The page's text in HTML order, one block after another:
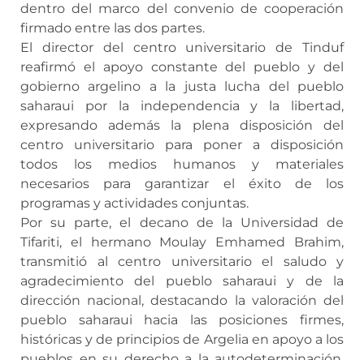
dentro del marco del convenio de cooperación
firmado entre las dos partes.
El director del centro universitario de Tinduf
reafirmó el apoyo constante del pueblo y del
gobierno argelino a la justa lucha del pueblo
saharaui por la independencia y la libertad,
expresando además la plena disposición del
centro universitario para poner a disposición
todos los medios humanos y materiales
necesarios para garantizar el éxito de los
programas y actividades conjuntas.
Por su parte, el decano de la Universidad de
Tifariti, el hermano Moulay Emhamed Brahim,
transmitió al centro universitario el saludo y
agradecimiento del pueblo saharaui y de la
dirección nacional, destacando la valoración del
pueblo saharaui hacia las posiciones firmes,
históricas y de principios de Argelia en apoyo a los